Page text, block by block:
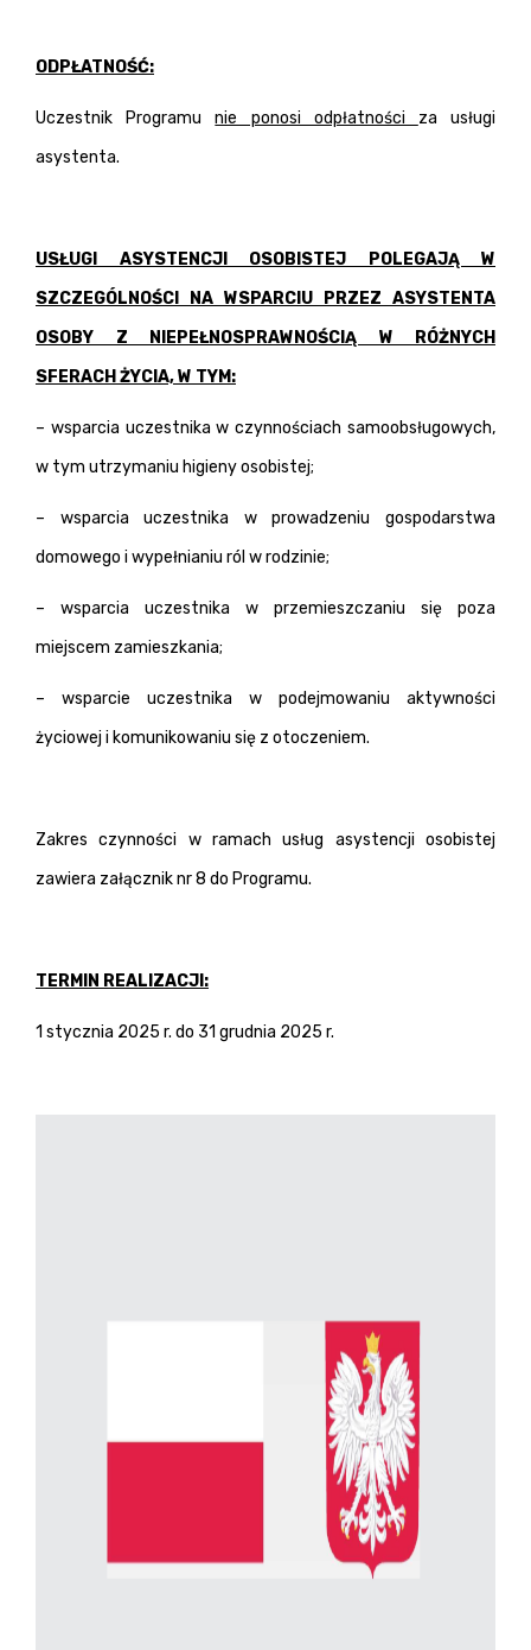
ODPŁATNOŚĆ:
Uczestnik Programunie ponosi odpłatności za usługi
asystenta.
USŁUGI ASYSTENCJI OSOBISTEJ POLEGAJĄ W
SZCZEGÓLNOŚCI NA WSPARCIU PRZEZ ASYSTENTA
OSOBY Z NIEPEŁNOSPRAWNOŚCIĄ W RÓŻNYCH
SFERACH ŻYCIA, W TYM:
– wsparcia uczestnika w czynnościach samoobsługowych,
w tym utrzymaniu higieny osobistej;
– wsparcia uczestnika w prowadzeniu gospodarstwa
domowego i wypełnianiu ról w rodzinie;
– wsparcia uczestnika w przemieszczaniu się poza
miejscem zamieszkania;
– wsparcie uczestnika w podejmowaniu aktywności
życiowej i komunikowaniu się z otoczeniem.
Zakres czynności w ramach usług asystencji osobistej
zawiera załącznik nr 8 do Programu.
TERMIN REALIZACJI:
1 stycznia 2025 r. do 31 grudnia 2025 r.